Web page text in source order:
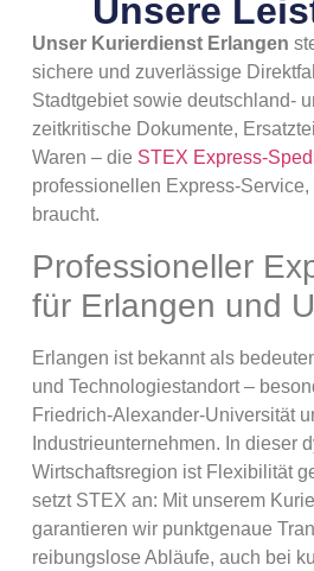
Unsere
Unser Kurierdienst Erlangen
sichere und zuverlässige
Stadtgebiet sowie deutschland-
zeitkritische Dokumente,
Waren – die STEX Express-
professionellen Express-
braucht.
Professioneller
für Erlangen und
Erlangen ist bekannt als
und Technologiestandort –
Friedrich-Alexander-Universität
Industrieunternehmen. In dieser
Wirtschaftsregion ist Flexibilität
setzt STEX an: Mit unserem
garantieren wir punktgenaue
reibungslose Abläufe, auch bei